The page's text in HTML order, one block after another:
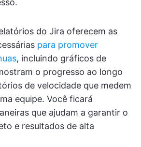
do Jira oferecem as
para promover
, incluindo gráficos de
o progresso ao longo
de velocidade que medem
equipe. Você ficará
que ajudam a garantir o
e resultados de alta